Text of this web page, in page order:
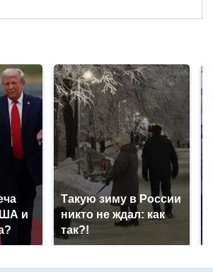
и
Такую зиму в России
никто не ждал: как
так?!